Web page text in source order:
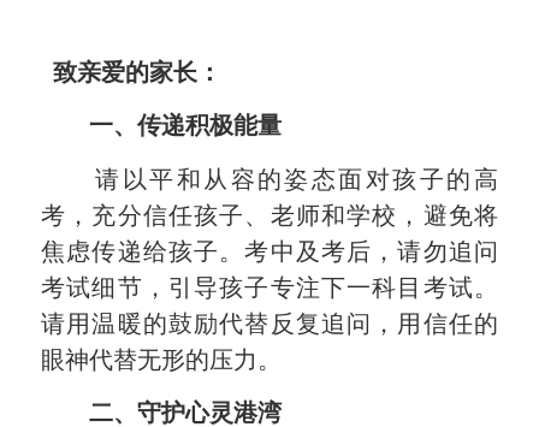
致亲爱的家长：
一、传递积极能量
请以平和从容的姿态面对孩子的高
考，充分信任孩子、老师和学校，避免将
焦虑传递给孩子。考中及考后，请勿追问
考试细节，引导孩子专注下一科目考试。
请用温暖的鼓励代替反复追问，用信任的
眼神代替无形的压力。
二、守护心灵港湾